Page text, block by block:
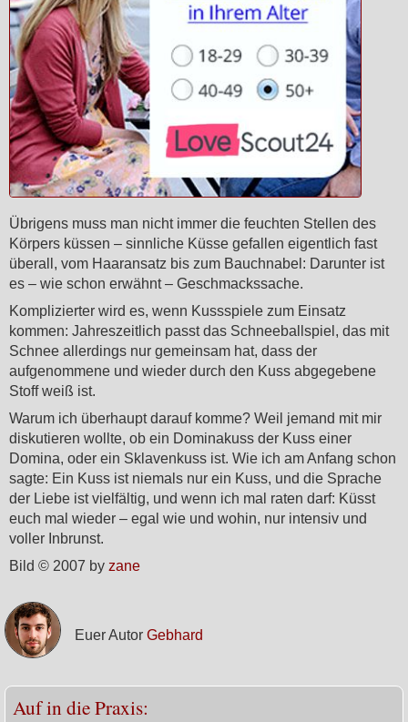
Übrigens muss man nicht immer die feuchten Stellen des
Körpers küssen – sinnliche Küsse gefallen eigentlich fast
überall, vom Haaransatz bis zum Bauchnabel: Darunter ist
es – wie schon erwähnt – Geschmackssache.
Komplizierter wird es, wenn Kussspiele zum Einsatz
kommen: Jahreszeitlich passt das Schneeballspiel, das mit
Schnee allerdings nur gemeinsam hat, dass der
aufgenommene und wieder durch den Kuss abgegebene
Stoff weiß ist.
Warum ich überhaupt darauf komme? Weil jemand mit mir
diskutieren wollte, ob ein Dominakuss der Kuss einer
Domina, oder ein Sklavenkuss ist. Wie ich am Anfang schon
sagte: Ein Kuss ist niemals nur ein Kuss, und die Sprache
der Liebe ist vielfältig, und wenn ich mal raten darf: Küsst
euch mal wieder – egal wie und wohin, nur intensiv und
voller Inbrunst.
Bild © 2007 by zane
Euer Autor Gebhard
Auf in die Praxis: